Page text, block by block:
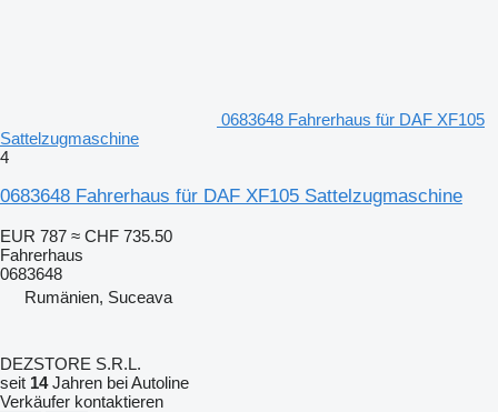
0683648 Fahrerhaus für DAF XF105
Sattelzugmaschine
4
0683648 Fahrerhaus für DAF XF105 Sattelzugmaschine
EUR 787 ≈ CHF 735.50
Fahrerhaus
0683648
Rumänien, Suceava
DEZSTORE S.R.L.
seit 14Jahren bei Autoline
Verkäufer kontaktieren